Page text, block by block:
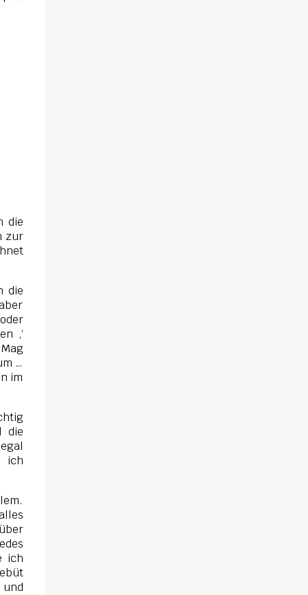
die
zur
die
‚‘
…
im
die
ich
ich